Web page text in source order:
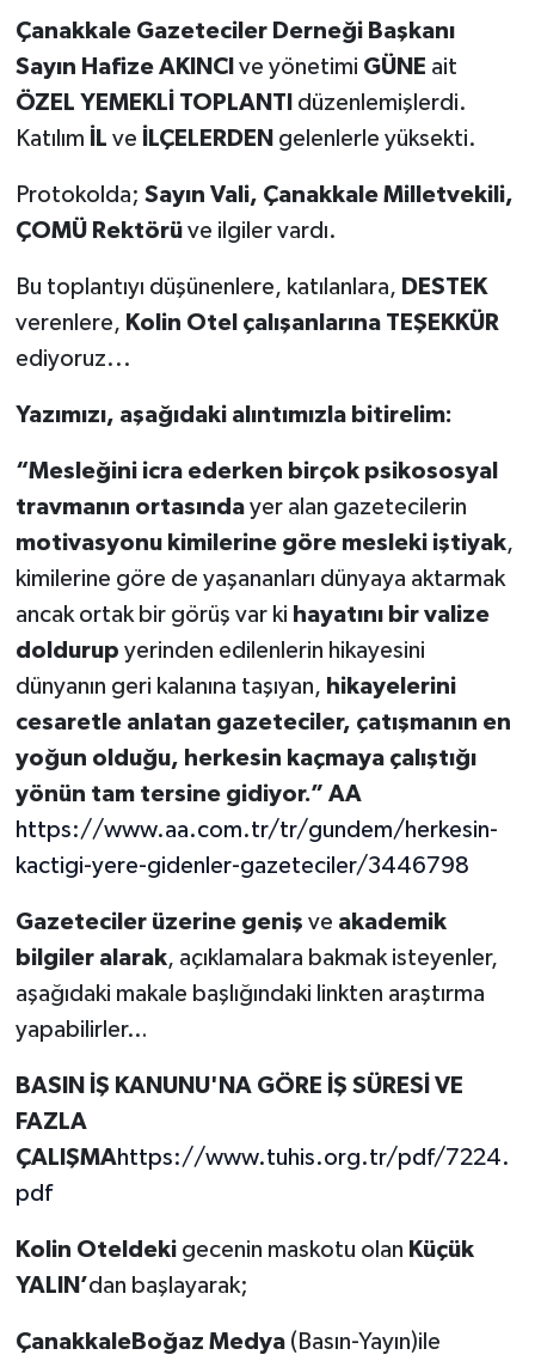
Çanakkale Gazeteciler Derneği Başkanı
Sayın Hafize AKINCI ve yönetimi GÜNE ait
ÖZEL YEMEKLİ TOPLANTI düzenlemişlerdi.
Katılım
İL ve İLÇELERDEN gelenlerle yüksekti.
Protokolda; Sayın Vali, Çanakkale Milletvekili,
ÇOMÜ Rektörü ve ilgiler vardı.
Bu toplantıyı düşünenlere, katılanlara, DESTEK
verenlere, Kolin Otel çalışanlarına TEŞEKKÜR
ediyoruz...
Yazımızı, aşağıdaki alıntımızla bitirelim:
“Mesleğini icra ederken birçok psikososyal
travmanın ortasındayer alan gazetecilerin
motivasyonu kimilerine göre mesleki iştiyak,
kimilerine göre de yaşananları dünyaya aktarmak
ancak ortak bir görüş var ki hayatını bir valize
doldurup yerinden edilenlerin hikayesini
dünyanın geri kalanına taşıyan, hikayelerini
cesaretle anlatan gazeteciler, çatışmanın en
yoğun olduğu, herkesin kaçmaya çalıştığı
yönün tam tersine gidiyor.” AA
https://www.aa.com.tr/tr/gundem/herkesin-
kactigi-yere-gidenler-gazeteciler/3446798
Gazeteciler üzerine geniş ve akademik
bilgiler alarak, açıklamalara bakmak isteyenler,
aşağıdaki makale başlığındaki linkten araştırma
yapabilirler…
BASIN İŞ KANUNU'NA GÖRE İŞ SÜRESİ VE
FAZLA
ÇALIŞMAhttps://www.tuhis.org.tr/pdf/7224.
pdf
Kolin Oteldekigecenin maskotu olan Küçük
YALIN’dan başlayarak;
ÇanakkaleBoğaz Medya (Basın-Yayın)ile